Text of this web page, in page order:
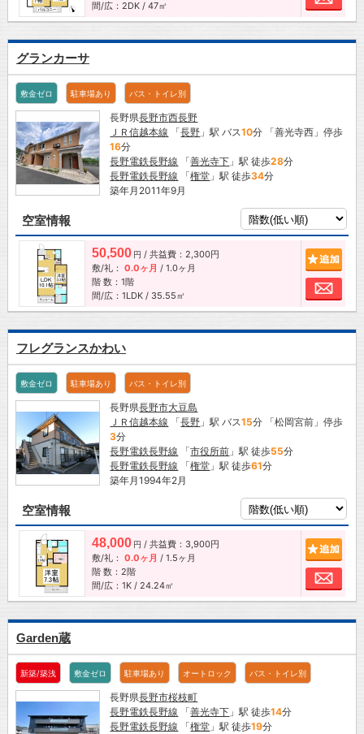
間/広：2DK / 47㎡
グランカーサ
敷金ゼロ 駐車場あり バス・トイレ別
長野県長野市西長野
ＪＲ信越本線 「長野 」駅 バス10分 「善光寺西」停歩
16分
長野電鉄長野線 「善光寺下 」駅 徒歩28分
長野電鉄長野線 「権堂 」駅 徒歩34分
築年月2011年9月
空室情報
50,500 円 / 共益費：2,300円
敷/礼： 0.0ヶ月 / 1.0ヶ月
階 数：1階
間/広：1LDK / 35.55㎡
お
フレグランスかわい
敷金ゼロ 駐車場あり バス・トイレ別
長野県長野市大豆島
ＪＲ信越本線 「長野 」駅 バス15分 「松岡宮前」停歩
3分
長野電鉄長野線 「市役所前 」駅 徒歩55分
長野電鉄長野線 「権堂 」駅 徒歩61分
築年月1994年2月
空室情報
48,000 円 / 共益費：3,900円
敷/礼： 0.0ヶ月 / 1.5ヶ月
階 数：2階
間/広：1K / 24.24㎡
お
Garden蔵
新築/築浅 敷金ゼロ 駐車場あり オートロック バス・トイレ別
長野県長野市桜枝町
長野電鉄長野線 「善光寺下 」駅 徒歩14分
長野電鉄長野線 「権堂 」駅 徒歩19分